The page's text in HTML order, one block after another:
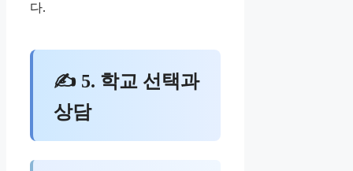
다.
✍ 5. 학교 선택과
상담